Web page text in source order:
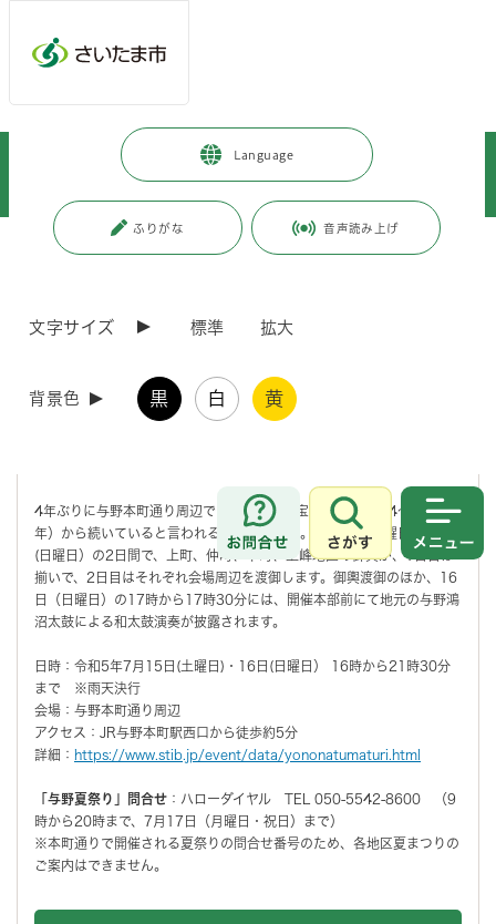
Language
ふりがな 音声読み上げ
文字サイズ 標準 拡大
背景色 黒 白 黄
お問合せ
さがす
市政情報 広報・報道 > 記者への情報提供
>
更新日付：2023年7月13日 / ページ番号：C098008
1．政令指定都市移行・区制施行20周年 令和5年度
4年ぶりに与野本町通り周辺で開催される、宝永年間（1704〜1711
年）から続いていると言われる歴史ある祭り。7月15日(土曜日)・16日
(日曜日）の2日間で、上町、仲町、下町、上峰地区の御輿が、1日目は
揃いで、2日目はそれぞれ会場周辺を渡御します。御輿渡御のほか、16
日（日曜日）の17時から17時30分には、開催本部前にて地元の与野鴻
沼太鼓による和太鼓演奏が披露されます。
日時：令和5年7月15日(土曜日)・16日(日曜日） 16時から21時30分
まで ※雨天決行
会場：与野本町通り周辺
アクセス：JR与野本町駅西口から徒歩約5分
詳細： https://www.stib.jp/event/data/yononatumaturi.html
「与野夏祭り」問合せ ：ハローダイヤル TEL 050-5542-8600 （9
時から20時まで、7月17日（月曜日・祝日）まで）
※本町通りで開催される夏祭りの問合せ番号のため、各地区夏まつりの
ご案内はできません。